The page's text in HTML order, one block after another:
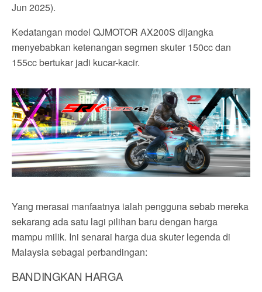
Jun 2025).
Kedatangan model QJMOTOR AX200S dijangka
menyebabkan ketenangan segmen skuter 150cc dan
155cc bertukar jadi kucar-kacir.
Yang merasai manfaatnya ialah pengguna sebab mereka
sekarang ada satu lagi pilihan baru dengan harga
mampu milik. Ini senarai harga dua skuter legenda di
Malaysia sebagai perbandingan:
BANDINGKAN HARGA